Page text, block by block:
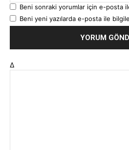
Beni sonraki yorumlar için e-posta
Beni yeni yazılarda e-posta ile
Δ